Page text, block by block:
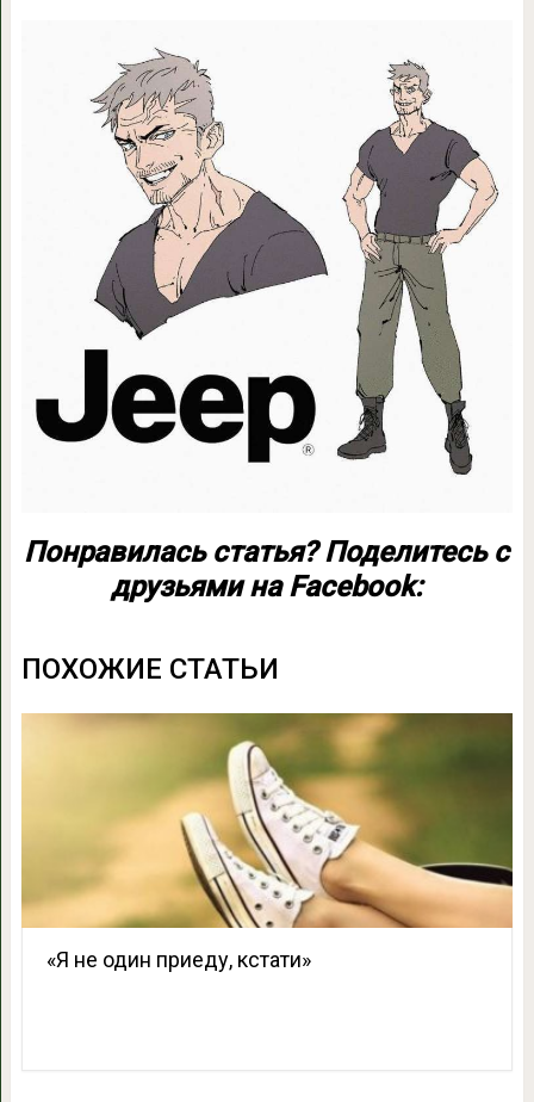
Понравилась статья? Поделитесь с
друзьями на Facebook:
ПОХОЖИЕ СТАТЬИ
«Я не один приеду, кстати»